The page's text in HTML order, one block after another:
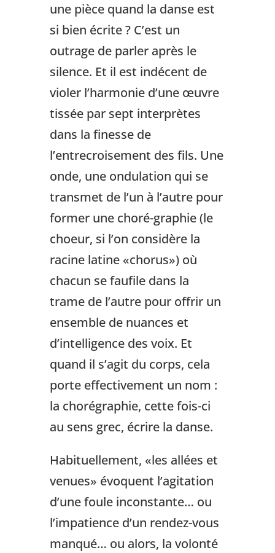
une pièce quand la danse est
si bien écrite ? C’est un
outrage de parler après le
silence. Et il est indécent de
violer l’harmonie d’une œuvre
tissée par sept interprètes
dans la finesse de
l’entrecroisement des fils. Une
onde, une ondulation qui se
transmet de l’un à l’autre pour
former une choré-graphie (le
choeur, si l’on considère la
racine latine «chorus») où
chacun se faufile dans la
trame de l’autre pour offrir un
ensemble de nuances et
d’intelligence des voix. Et
quand il s’agit du corps, cela
porte effectivement un nom :
la chorégraphie, cette fois-ci
au sens grec, écrire la danse.
Habituellement, «les allées et
venues» évoquent l’agitation
d’une foule inconstante… ou
l’impatience d’un rendez-vous
manqué… ou alors, la volonté